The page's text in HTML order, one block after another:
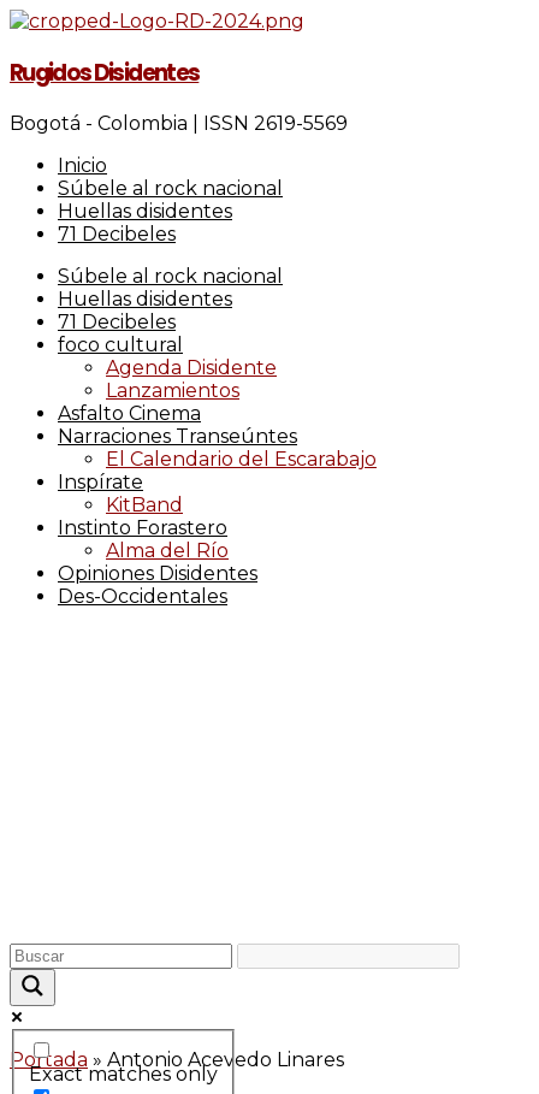
Rugidos Disidentes
Bogotá - Colombia | ISSN 2619-5569
Inicio
Súbele al rock nacional
Huellas disidentes
71 Decibeles
Súbele al rock nacional
Huellas disidentes
71 Decibeles
foco cultural
Agenda Disidente
Lanzamientos
Asfalto Cinema
Narraciones Transeúntes
El Calendario del Escarabajo
Inspírate
KitBand
Instinto Forastero
Alma del Río
Opiniones Disidentes
Des-Occidentales
Exact matches only
Portada » Antonio Acevedo Linares